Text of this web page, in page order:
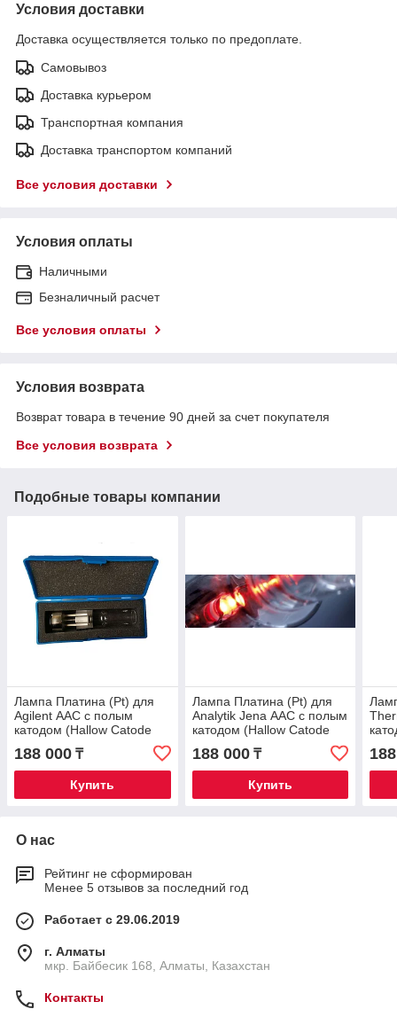
Условия доставки
Доставка осуществляется только по предоплате.
Самовывоз
Доставка курьером
Транспортная компания
Доставка транспортом компаний
Все условия доставки
Условия оплаты
Наличными
Безналичный расчет
Все условия оплаты
Условия возврата
Возврат товара в течение 90 дней за счет покупателя
Все условия возврата
Подобные товары компании
Лампа Платина (Pt) для
Agilent ААС с полым
катодом (Hallow Catode
188 000 ₸
Купить
Лампа Платина (Pt) для
Analytik Jena ААС с полым
катодом (Hallow Catode
188 000₸
Купить
О нас
Рейтинг не сформирован
Менее 5 отзывов за последний год
Работает с 29.06.2019
г. Алматы
мкр. Байбесик 168, Алматы, Казахстан
Контакты